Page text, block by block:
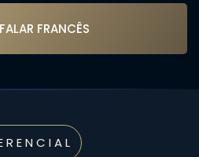
FRANCÊS